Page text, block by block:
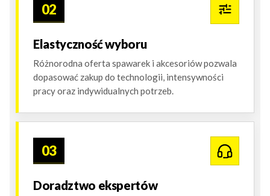
02
Elastyczność wyboru
Różnorodna oferta spawarek i akcesoriów pozwala
dopasować zakup do technologii, intensywności
pracy oraz indywidualnych potrzeb.
03
Doradztwo ekspertów